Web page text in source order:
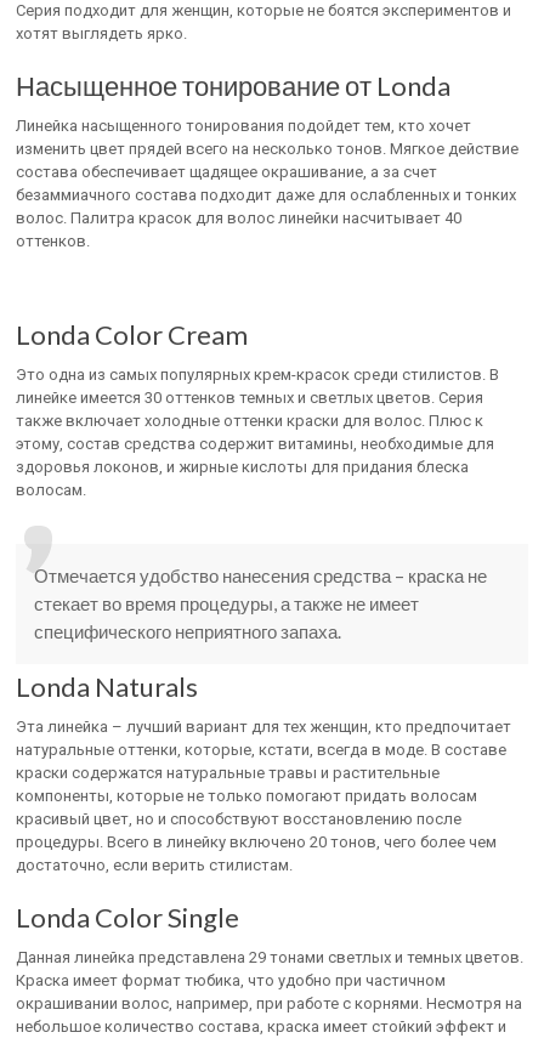
Серия подходит для женщин, которые не боятся экспериментов и
хотят выглядеть ярко.
Насыщенное тонирование от Londa
Линейка насыщенного тонирования подойдет тем, кто хочет
изменить цвет прядей всего на несколько тонов. Мягкое действие
состава обеспечивает щадящее окрашивание, а за счет
безаммиачного состава подходит даже для ослабленных и тонких
волос. Палитра красок для волос линейки насчитывает 40
оттенков.
Londa Color Cream
Это одна из самых популярных крем-красок среди стилистов. В
линейке имеется 30 оттенков темных и светлых цветов. Серия
также включает холодные оттенки краски для волос. Плюс к
этому, состав средства содержит витамины, необходимые для
здоровья локонов, и жирные кислоты для придания блеска
волосам.
Отмечается удобство нанесения средства – краска не
стекает во время процедуры, а также не имеет
специфического неприятного запаха.
Londa Naturals
Эта линейка – лучший вариант для тех женщин, кто предпочитает
натуральные оттенки, которые, кстати, всегда в моде. В составе
краски содержатся натуральные травы и растительные
компоненты, которые не только помогают придать волосам
красивый цвет, но и способствуют восстановлению после
процедуры. Всего в линейку включено 20 тонов, чего более чем
достаточно, если верить стилистам.
Londa Color Single
Данная линейка представлена 29 тонами светлых и темных цветов.
Краска имеет формат тюбика, что удобно при частичном
окрашивании волос, например, при работе с корнями. Несмотря на
небольшое количество состава, краска имеет стойкий эффект и